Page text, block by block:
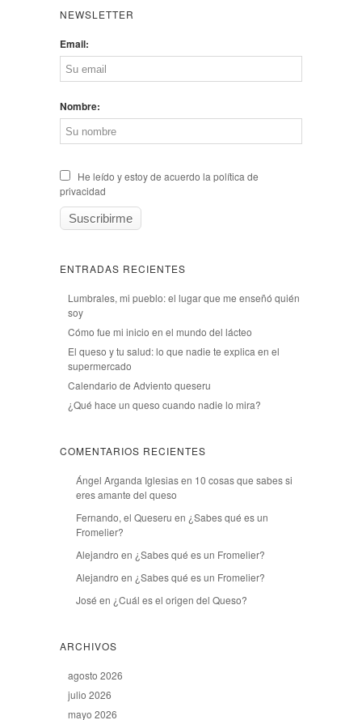
NEWSLETTER
Email:
Nombre:
He leído y estoy de acuerdo la política de
privacidad
ENTRADAS RECIENTES
Lumbrales, mi pueblo: el lugar que me enseñó quién
soy
Cómo fue mi inicio en el mundo del lácteo
El queso y tu salud: lo que nadie te explica en el
supermercado
Calendario de Adviento queseru
¿Qué hace un queso cuando nadie lo mira?
COMENTARIOS RECIENTES
Ángel Arganda Iglesiasen 10 cosas que sabes si
eres amante del queso
Fernando, el Queseru en ¿Sabes qué es un
Fromelier?
Alejandro en ¿Sabes qué es un Fromelier?
Alejandro en ¿Sabes qué es un Fromelier?
José en ¿Cuál es el origen del Queso?
ARCHIVOS
agosto 2026
julio 2026
mayo 2026